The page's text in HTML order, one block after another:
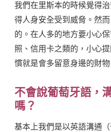
我們在里斯本的時候覺得
得人身安全受到威脅。然
的。在人多的地方要小心
照、信用卡之類的，小心
慣就是會多留意身邊的財
不會說葡萄牙語，
嗎？
基本上我們是以英語溝通